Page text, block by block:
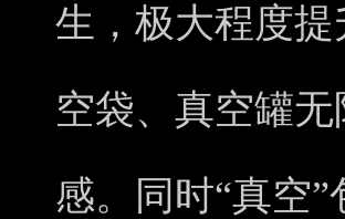
生，极大程度
空袋、真空罐
感。同时“真空